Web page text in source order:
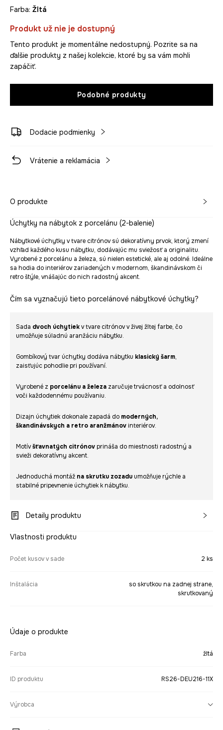
Farba: žltá
Produkt už nie je dostupný
Tento produkt je momentálne nedostupný. Pozrite sa na
ďalšie produkty z našej kolekcie, ktoré by sa vám mohli
zapáčiť.
Podobné produkty
Dodacie podmienky
Vrátenie a reklamácia
O produkte
Úchytky na nábytok z porcelánu (2-balenie)
Nábytkové úchytky v tvare citrónov sú dekoratívny prvok, ktorý zmení
vzhľad každého kusu nábytku, dodávajúc mu sviežosť a originalitu.
Vyrobené z porcelánu a železa, sú nielen estetické, ale aj odolné. Ideálne
sa hodia do interiérov zariadených v modernom, škandinávskom či
retro štýle, vnášajúc do nich radostný akcent.
Čím sa vyznačujú tieto porcelánové nábytkové úchytky?
Sada dvoch úchytiekv tvare citrónov v živej žltej farbe, čo
umožňuje súladnú aranžáciu nábytku.
Gombíkový tvar úchytky dodáva nábytku klasický šarm,
zaisťujúc pohodlie pri používaní.
Vyrobené z porcelánu a železa zaručuje trvácnosť a odolnosť
voči každodennému používaniu.
Dizajn úchytiek dokonale zapadá do moderných,
škandinávskych a retro aranžmánov interiérov.
Motívšťavnatých citrónov prináša do miestnosti radostný a
svieži dekoratívny akcent.
Jednoduchá montáž na skrutku zozadu umožňuje rýchle a
stabilné pripevnenie úchytiek k nábytku.
Detaily produktu
Vlastnosti produktu
Počet kusov v sade 2 ks
Inštalácia
so skrutkou na zadnej strane,
skrutkovaný
Údaje o produkte
Farba žltá
ID produktu RS26-DEU216-11X
Výrobca